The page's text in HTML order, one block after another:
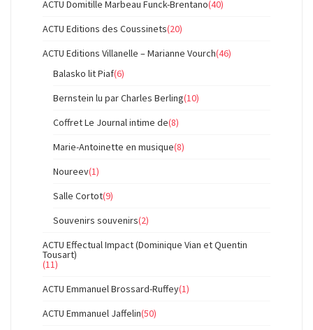
ACTU Domitille Marbeau Funck-Brentano(40)
ACTU Editions des Coussinets(20)
ACTU Editions Villanelle – Marianne Vourch(46)
Balasko lit Piaf(6)
Bernstein lu par Charles Berling(10)
Coffret Le Journal intime de(8)
Marie-Antoinette en musique(8)
Noureev(1)
Salle Cortot(9)
Souvenirs souvenirs(2)
ACTU Effectual Impact (Dominique Vian et Quentin
Tousart)
(11)
ACTU Emmanuel Brossard-Ruffey(1)
ACTU Emmanuel Jaffelin(50)